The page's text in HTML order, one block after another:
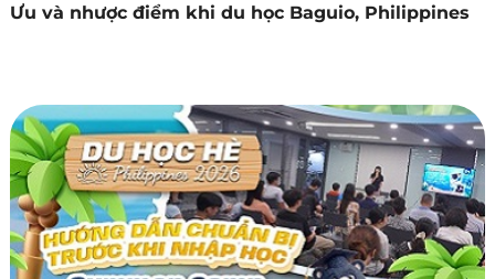
Ưu và nhược điểm khi du học Baguio, Philippines